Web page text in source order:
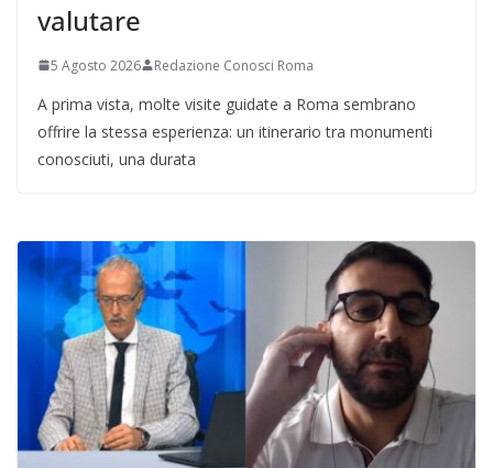
valutare
5 Agosto 2026 Redazione Conosci Roma
A prima vista, molte visite guidate a Roma sembrano
offrire la stessa esperienza: un itinerario tra monumenti
conosciuti, una durata